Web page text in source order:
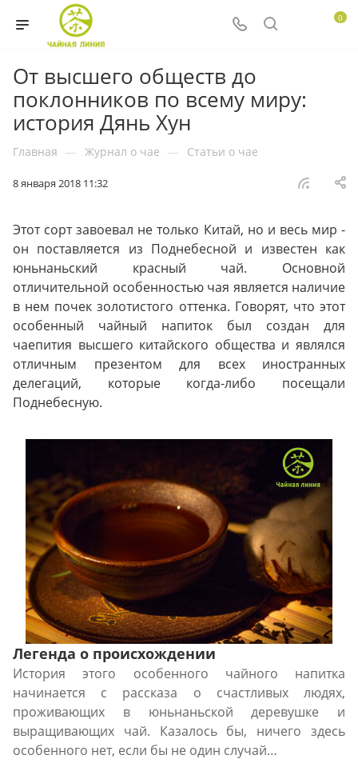
0
От высшего обществ до
поклонников по всему миру:
история Дянь Хун
Главная — Журнал о чае — Статьи о чае
8 января 2018 11:32
Этот сорт завоевал не только Китай, но и весь мир -
он поставляется из Поднебесной и известен как
юньнаньский красный чай. Основной
отличительной особенностью чая является наличие
в нем почек золотистого оттенка. Говорят, что этот
особенный чайный напиток был создан для
чаепития высшего китайского общества и являлся
отличным презентом для всех иностранных
делегаций, которые когда-либо посещали
Поднебесную.
Легенда о происхождении
История этого особенного чайного напитка
начинается с рассказа о счастливых людях,
проживающих в юньнаньской деревушке и
выращивающих чай. Казалось бы, ничего здесь
особенного нет, если бы не один случай…